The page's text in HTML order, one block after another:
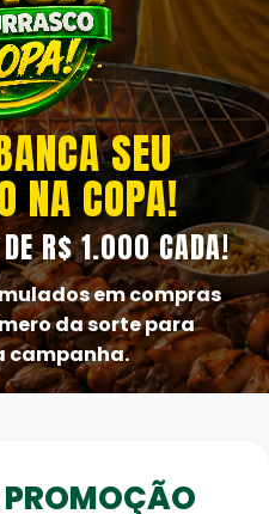
SEU
NA COPA!
R$ 1.000 CADA!
em compras
da sorte para
campanha.